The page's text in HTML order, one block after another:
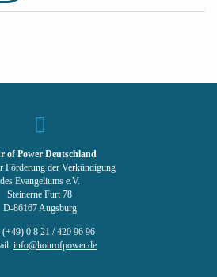
of Power Deutschland
Förderung der Verkündigung
des Evangeliums e.V.
Steinerne Furt 78
D-86167 Augsburg
(+49) 0 8 21 / 420 96 96
info@hourofpower.de